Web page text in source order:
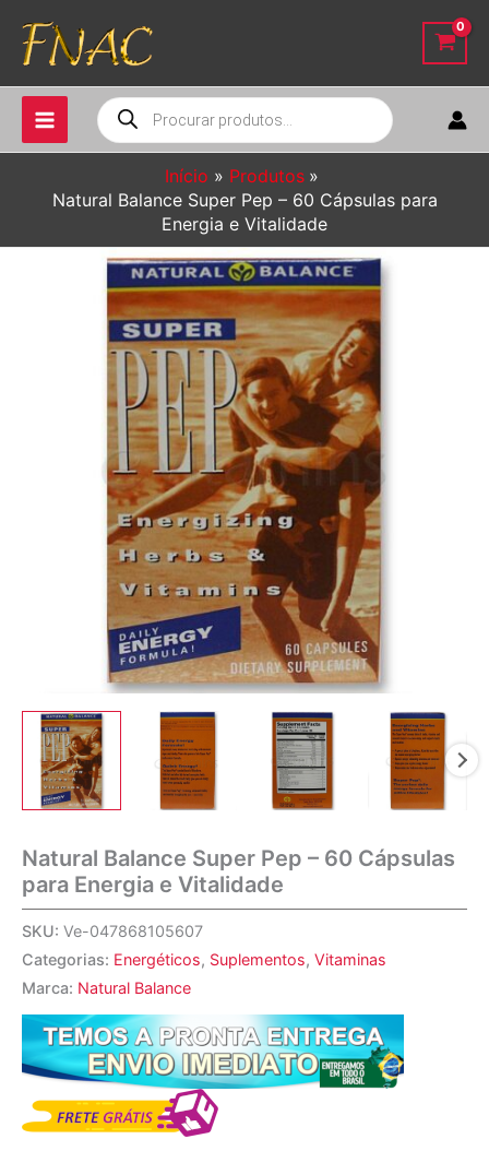
para
conteúdo
Pesquisar
produtos
Início
Produtos
Natural Balance Super Pep – 60 Cápsulas para
Energia e Vitalidade
Natural Balance Super Pep – 60 Cápsulas
para Energia e Vitalidade
SKU: Ve-047868105607
Categorias: Energéticos, Suplementos, Vitaminas
Marca: Natural Balance